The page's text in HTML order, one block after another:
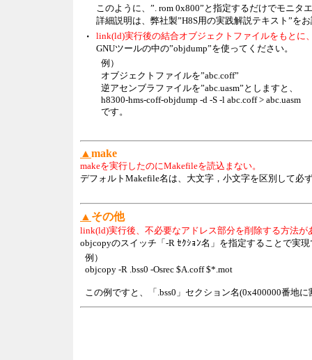
このように、”. rom 0x800”と指定するだけでモニタ
詳細説明は、弊社製”H8S用の実践解説テキスト”を
・
link(ld)実行後の結合オブジェクトファイルをもとに
GNUツールの中の”objdump”を使ってください。
例）
オブジェクトファイルを”abc.coff”
逆アセンブラファイルを”abc.uasm”としますと、
h8300-hms-coff-objdump -d -S -l abc.coff > abc.uasm
です。
▲ make
makeを実行したのにMakefileを読込まない。
デフォルトMakefile名は、大文字，小文字を区別して必
▲ その他
link(ld)実行後、不必要なアドレス部分を削除する方法が
objcopyのスイッチ「-R ｾｸｼｮﾝ名」を指定することで実
例）
objcopy -R .bss0 -Osrec $A.coff $*.mot
この例ですと、「.bss0」セクション名(0x400000番地